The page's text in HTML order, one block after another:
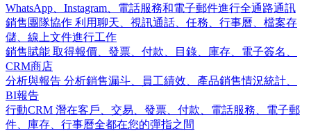
WhatsApp、Instagram、電話服務和電子郵件進行全通路通訊
銷售團隊協作 利用聊天、視訊通話、任務、行事曆、檔案存
儲、線上文件進行工作
銷售賦能 取得報價、發票、付款、目錄、庫存、電子簽名、
CRM商店
分析與報告 分析銷售漏斗、員工績效、產品銷售情況統計、
BI報告
行動CRM 潛在客戶、交易、發票、付款、電話服務、電子郵
件、庫存、行事曆全都在您的彈指之間